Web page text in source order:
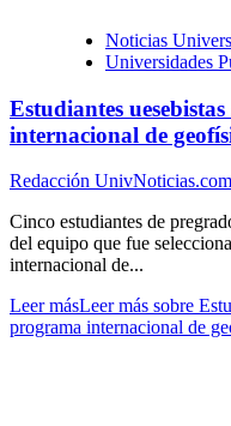
Noticias
Universidades
Estudiantes
internacional de
Redacción UnivNoticias.com
Cinco estudiantes de
del equipo que fue
internacional de...
Leer másLeer más sobre
programa internacional de